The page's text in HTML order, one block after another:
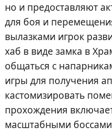
но и предоставляют
для боя и
вылазками игрок
хаб в виде замка в
общаться с
игры для получения
кастомизировать
прохождения
масштабными